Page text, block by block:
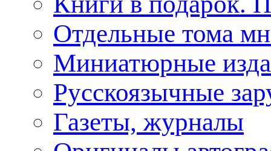
Отдельные тома
Миниатюрные
Русскоязычные
Газеты, журналы